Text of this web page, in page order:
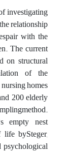
investigating
relationship
with the
The current
on structural
of the
homes
200 elderly
empty nest
bySteger,
psychological